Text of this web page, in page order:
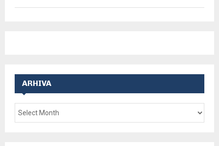
ARHIVA